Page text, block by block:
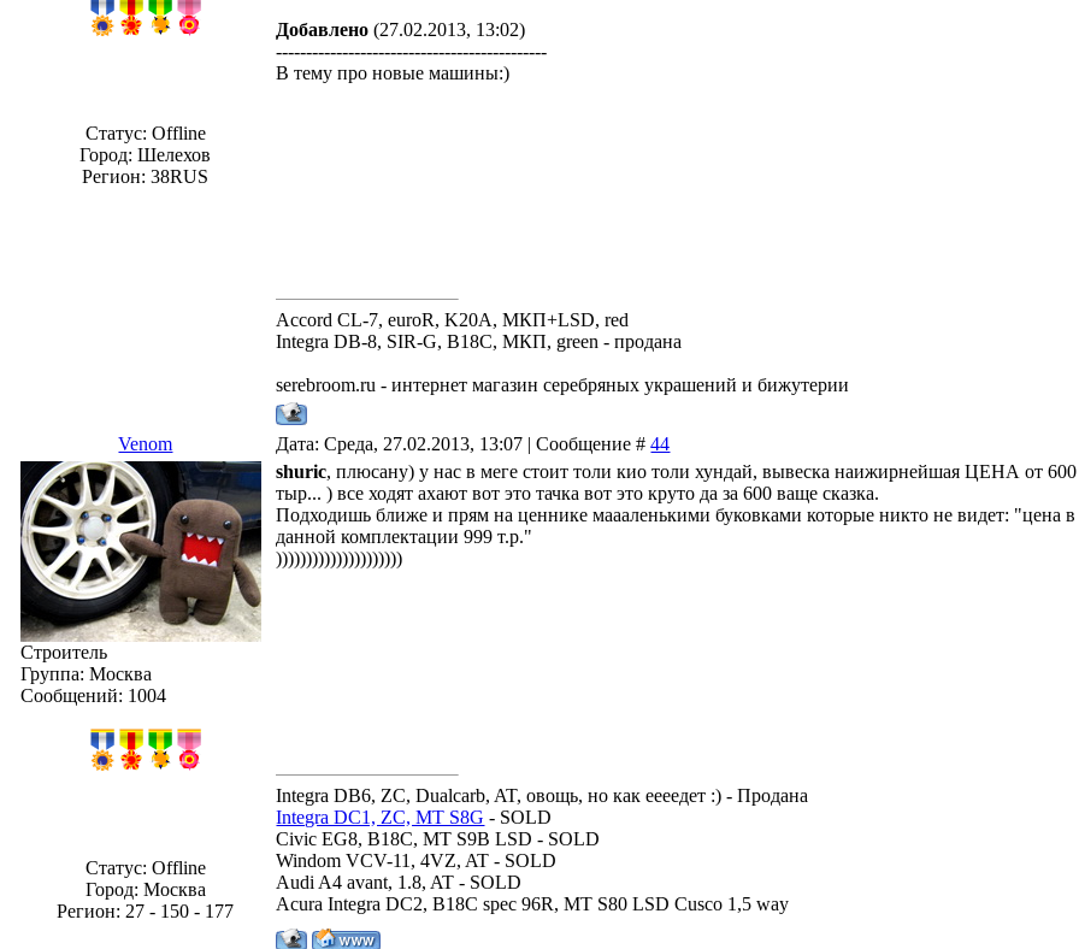
Статус: Offline
Город: Шелехов
Регион: 38RUS
Добавлено (27.02.2013, 13:02)
---------------------------------------------
В тему про новые машины:)
Accord CL-7, euroR, K20A, МКП+LSD, red
Integra DB-8, SIR-G, B18C, МКП, green - продана
serebroom.ru - интернет магазин серебряных украшений и бижутерии
Venom Дата: Среда, 27.02.2013, 13:07 | Сообщение #44
Строитель
Группа: Москва
Сообщений: 1004
Статус: Offline
Город: Москва
Регион: 27 - 150 - 177
shuric, плюсану) у нас в меге стоит толи кио толи хундай, вывеска наижирнейшая ЦЕНА от 600
тыр... ) все ходят ахают вот это тачка вот это круто да за 600 ваще сказка.
Подходишь ближе и прям на ценнике маааленькими буковками которые никто не видет: "цена в
данной комплектации 999 т.р."
)))))))))))))))))))))
Integra DB6, ZC, Dualcarb, AT, овощь, но как еееедет :) - Продана
Integra DC1, ZC, MT S8G - SOLD
Civic EG8, B18C, MT S9B LSD - SOLD
Windom VCV-11, 4VZ, AT - SOLD
Audi A4 avant, 1.8, AT - SOLD
Acura Integra DC2, B18C spec 96R, MT S80 LSD Cusco 1,5 way